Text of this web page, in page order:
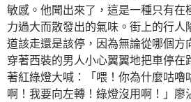
敏感。他聞出來了，這是一種只有在
力過大而散發出的氣味。街上的行人
道該走還是該停，因為無論從哪個方
穿著西裝的男人小心翼翼地把車停在
著紅綠燈大喊：「喂！你為什麼咕嚕
啊！我要向左轉！綠燈沒用啊！」廖